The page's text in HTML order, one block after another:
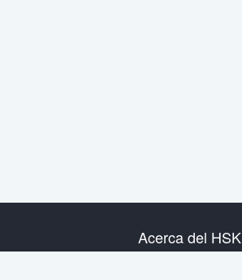
Acerca del HSK